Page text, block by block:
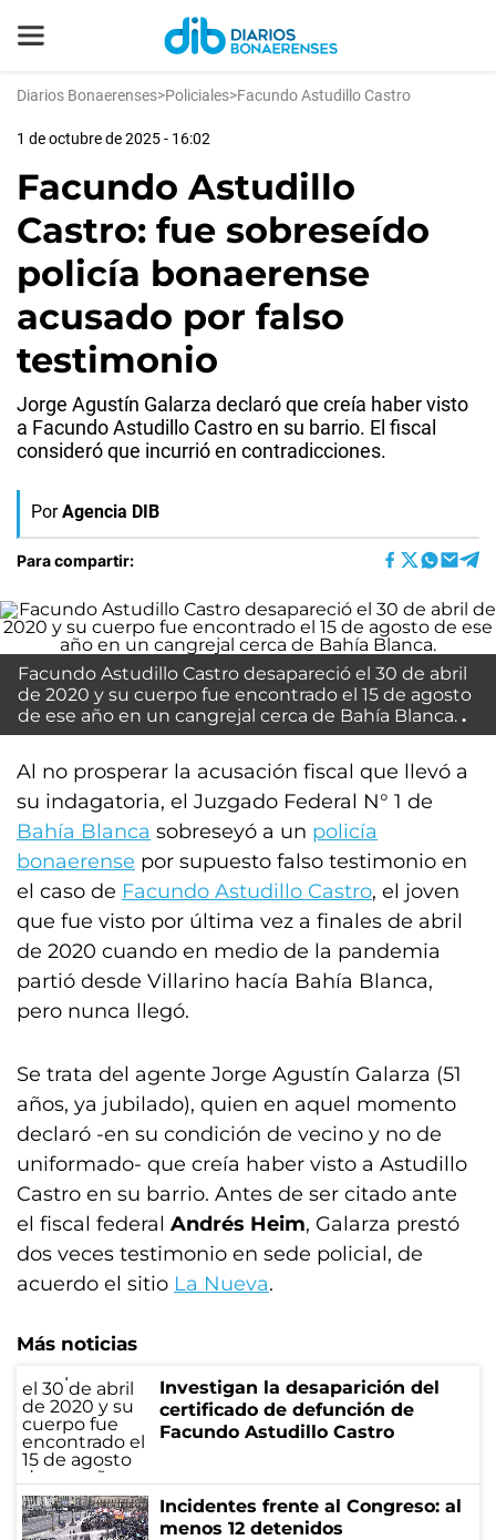
Diarios Bonaerenses>Policiales>Facundo Astudillo Castro
1 de octubre de 2025 - 16:02
Facundo Astudillo
Castro: fue sobreseído
policía bonaerense
acusado por falso
testimonio
Jorge Agustín Galarza declaró que creía haber visto
a Facundo Astudillo Castro en su barrio. El fiscal
consideró que incurrió en contradicciones.
Por Agencia DIB
Para compartir:
Facundo Astudillo Castro desapareció el 30 de abril
de 2020 y su cuerpo fue encontrado el 15 de agosto
de ese año en un cangrejal cerca de Bahía Blanca.
Al no prosperar la acusación fiscal que llevó a
su indagatoria, el Juzgado Federal N° 1 de
Bahía Blanca sobreseyó a un policía
bonaerense por supuesto falso testimonio en
el caso de Facundo Astudillo Castro, el joven
que fue visto por última vez a finales de abril
de 2020 cuando en medio de la pandemia
partió desde Villarino hacía Bahía Blanca,
pero nunca llegó.
Se trata del agente Jorge Agustín Galarza (51
años, ya jubilado), quien en aquel momento
declaró -en su condición de vecino y no de
uniformado- que creía haber visto a Astudillo
Castro en su barrio. Antes de ser citado ante
el fiscal federal Andrés Heim, Galarza prestó
dos veces testimonio en sede policial, de
acuerdo el sitio La Nueva.
Más noticias
Investigan la desaparición del
certificado de defunción de
Facundo Astudillo Castro
Incidentes frente al Congreso: al
menos 12 detenidos